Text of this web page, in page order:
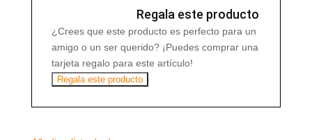
Regala este producto
¿Crees que este producto es perfecto para un
amigo o un ser querido? ¡Puedes comprar una
tarjeta regalo para este artículo!
Regala este producto